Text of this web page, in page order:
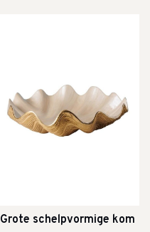
Grote schelpvormige kom